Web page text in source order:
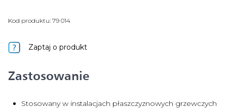
Kod produktu: 79 014
Zaptaj o produkt
Zastosowanie
Stosowany w instalacjach płaszczyznowych grzewczych